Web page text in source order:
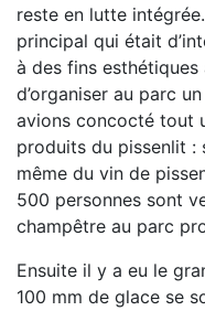
reste en lutte
principal qui était
à des fins esthétiques
d’organiser au parc
avions concocté tout
produits du pissenlit :
même du vin de
500 personnes sont
champêtre au parc
Ensuite il y a eu le
100 mm de glace se